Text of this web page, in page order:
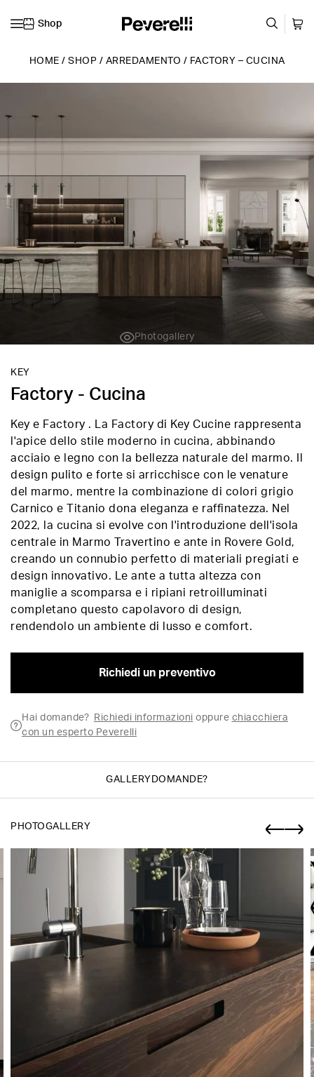
Shop
HOME / SHOP / ARREDAMENTO / FACTORY – CUCINA
Photogallery
KEY
Factory - Cucina
Key e Factory . La Factory di Key Cucine rappresenta
l'apice dello stile moderno in cucina, abbinando
acciaio e legno con la bellezza naturale del marmo. Il
design pulito e forte si arricchisce con le venature
del marmo, mentre la combinazione di colori grigio
Carnico e Titanio dona eleganza e raffinatezza. Nel
2022, la cucina si evolve con l'introduzione dell'isola
centrale in Marmo Travertino e ante in Rovere Gold,
creando un connubio perfetto di materiali pregiati e
design innovativo. Le ante a tutta altezza con
maniglie a scomparsa e i ripiani retroilluminati
completano questo capolavoro di design,
rendendolo un ambiente di lusso e comfort.
Richiedi un preventivo
Hai domande? Richiedi informazioni oppure chiacchiera
con un esperto Peverelli
GALLERY DOMANDE?
PHOTOGALLERY